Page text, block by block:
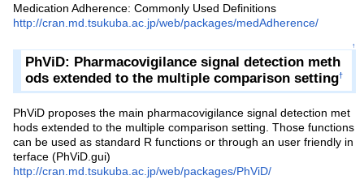
Medication Adherence: Commonly Used Definitions
http://cran.md.tsukuba.ac.jp/web/packages/medAdherence/
↑
PhViD: Pharmacovigilance signal detection meth
ods extended to the multiple comparison setting†
PhViD proposes the main pharmacovigilance signal detection met
hods extended to the multiple comparison setting. Those functions
can be used as standard R functions or through an user friendly in
terface (PhViD.gui)
http://cran.md.tsukuba.ac.jp/web/packages/PhViD/